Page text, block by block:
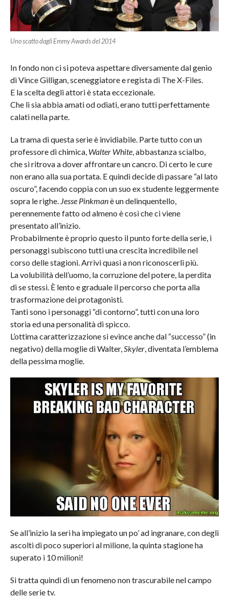
Uno scatto dagli Emmy Awards del 2014
In fondo non ci si poteva aspettare diversamente dal genio
di Vince Gilligan, sceneggiatore e regista di The X-Files.
E la scelta degli attori è stata eccezionale.
Che li sia abbia amati od odiati, erano tutti perfettamente
calati nella parte.
La trama di questa serie è invidiabile. Parte tutto con un
professore di chimica, Walter White, abbastanza scialbo,
che si ritrova a dover affrontare un cancro. Di certo le cure
non erano alla sua portata. E quindi decide di passare “al lato
oscuro”, facendo coppia con un suo ex studente leggermente
sopra le righe. Jesse Pinkmanè un delinquentello,
perennemente fatto od almeno è così che ci viene
presentato all’inizio.
Probabilmente è proprio questo il punto forte della serie, i
personaggi subiscono tutti una crescita incredibile nel
corso delle stagioni. Arrivi quasi a non riconoscerli più.
La volubilità dell’uomo, la corruzione del potere, la perdita
di se stessi. È lento e graduale il percorso che porta alla
trasformazione dei protagonisti.
Tanti sono i personaggi “di contorno”, tutti con una loro
storia ed una personalità di spicco.
L’ottima caratterizzazione si evince anche dal “successo” (in
negativo) della moglie di Walter,Skyler, diventata l’emblema
della pessima moglie.
Se all’inizio la seri ha impiegato un po’ ad ingranare, con degli
ascolti di poco superiori al milione, la quinta stagione ha
superato i 10 milioni!
Si tratta quindi di un fenomeno non trascurabile nel campo
delle serie tv.